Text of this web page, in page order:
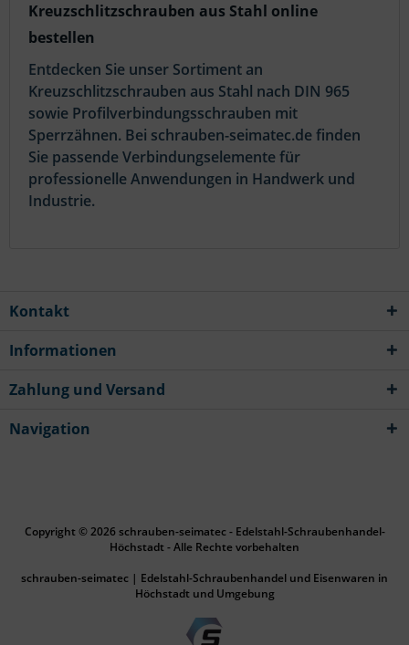
Kreuzschlitzschrauben aus Stahl online
bestellen
Entdecken Sie unser Sortiment an
Kreuzschlitzschrauben aus Stahl nach DIN 965
sowie Profilverbindungsschrauben mit
Sperrzähnen. Bei schrauben-seimatec.de finden
Sie passende Verbindungselemente für
professionelle Anwendungen in Handwerk und
Industrie.
Kontakt
Informationen
Zahlung und Versand
Navigation
Copyright © 2026 schrauben-seimatec - Edelstahl-Schraubenhandel-
Höchstadt - Alle Rechte vorbehalten
schrauben-seimatec | Edelstahl-Schraubenhandel und Eisenwaren in
Höchstadt und Umgebung